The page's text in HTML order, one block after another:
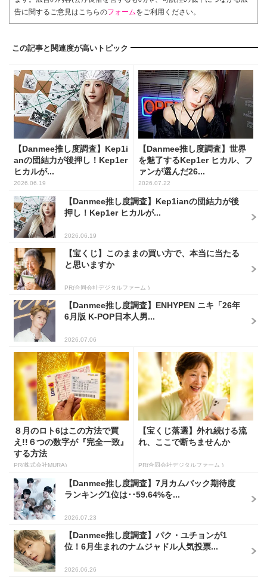
告に関するご意見はこちらのフォームをご利用ください。
この記事と関連度が高いトピック
【Danmee推し度調査】Kep1i
anの団結力が後押し！Kep1er
ヒカルが...
2026.06.19
【Danmee推し度調査】世界
を魅了するKep1er ヒカル、フ
ァンが選んだ26...
2026.07.22
【Danmee推し度調査】Kep1ianの団結力が後
押し！Kep1er ヒカルが...
2026.06.19
【宝くじ】このままの買い方で、本当に当たる
と思いますか
PR(合同会社デジタルファーム )
【Danmee推し度調査】ENHYPEN ニキ「26年
6月版 K-POP日本人男...
2026.07.06
８月のロト6はこの方法で買
え!!６つの数字が『完全一致』
する方法
PR(株式会社MURA)
【宝くじ落選】外れ続ける流
れ、ここで断ちませんか
PR(合同会社デジタルファーム )
【Danmee推し度調査】7月カムバック期待度
ランキング1位は･･59.64%を...
2026.07.23
【Danmee推し度調査】パク・ユチョンが1
位！6月生まれのナムジャドル人気投票...
2026.06.26